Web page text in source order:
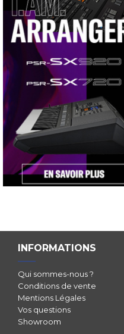
INFORMATIONS
Qui sommes-nous ?
Conditions de vente
Mentions Légales
Vos questions
Showroom